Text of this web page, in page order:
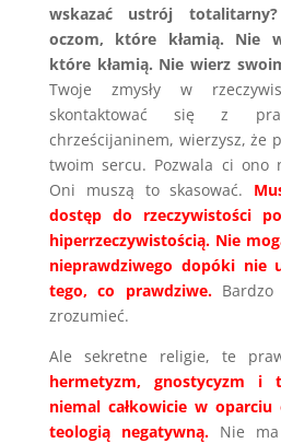
wskazać ustrój
oczom, które kłamią. Nie
które kłamią. Nie wierz
Twoje zmysły w
skontaktować się z
chrześcijaninem, wierzysz, że
twoim sercu. Pozwala ci ono
Oni muszą to skasować.
dostęp do rzeczywistości
hiperrzeczywistością. Nie
nieprawdziwego dopóki nie
tego, co prawdziwe.
zrozumieć.
Ale sekretne religie, te
hermetyzm, gnostycyzm i
niemal całkowicie w
teologią negatywną. Nie